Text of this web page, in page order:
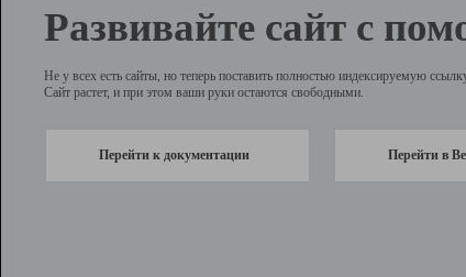
Развивайте сайт с
Не у всех есть сайты, но теперь поставить полностью индексируемую
Сайт растет, и при этом ваши руки остаются свободными.
Перейти к документации Перейти в